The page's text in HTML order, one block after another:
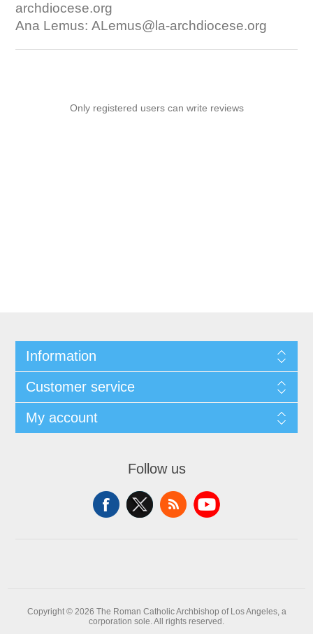
archdiocese.org
Ana Lemus:ALemus@la-archdiocese.org
Only registered users can write reviews
Information
Customer service
My account
Follow us
Copyright © 2026 The Roman Catholic Archbishop of Los Angeles, a
corporation sole. All rights reserved.